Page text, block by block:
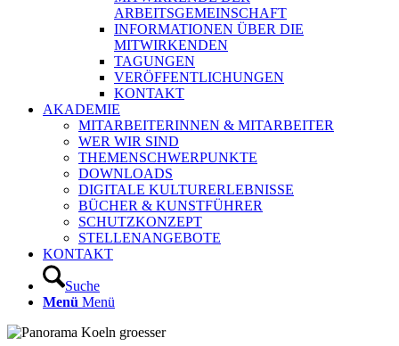
ARBEITSGEMEINSCHAFT
INFORMATIONEN ÜBER DIE
MITWIRKENDEN
TAGUNGEN
VERÖFFENTLICHUNGEN
KONTAKT
AKADEMIE
MITARBEITERINNEN & MITARBEITER
WER WIR SIND
THEMENSCHWERPUNKTE
DOWNLOADS
DIGITALE KULTURERLEBNISSE
BÜCHER & KUNSTFÜHRER
SCHUTZKONZEPT
STELLENANGEBOTE
KONTAKT
Suche
Menü Menü